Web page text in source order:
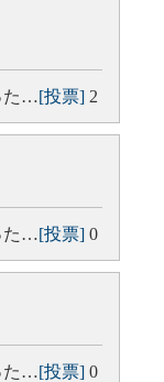
た…[投票] 2
た…[投票] 0
た…[投票] 0